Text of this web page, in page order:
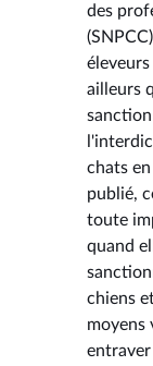
des
ailleurs
chats
publié,
toute
quand
chiens
moyens